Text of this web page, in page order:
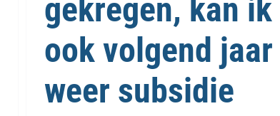
gekregen, kan ik
ook volgend jaar
weer subsidie